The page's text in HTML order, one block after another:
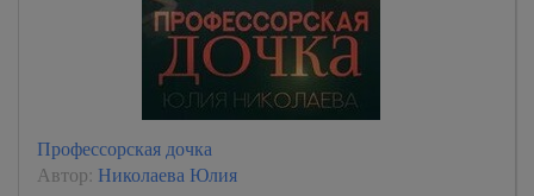
Профессорская дочка
Автор: Николаева Юлия